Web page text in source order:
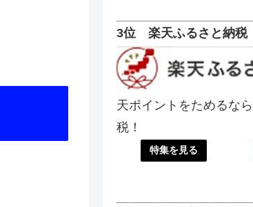
3位 楽天ふるさと納税
天ポイントをためるな
税！
特集を見る